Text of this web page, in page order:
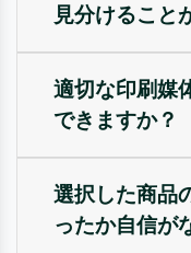
見分けること
適切な印刷媒
できますか？
選択した商品
ったか自信が